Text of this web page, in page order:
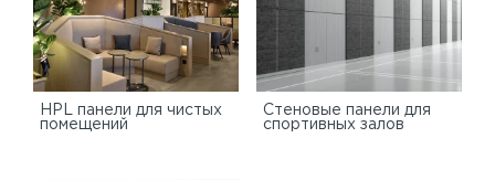
HPL панели для чистых
помещений
Стеновые панели для
спортивных залов